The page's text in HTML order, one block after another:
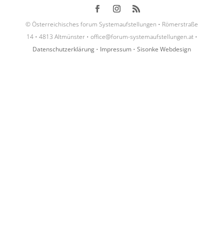
© Österreichisches forum Systemaufstellungen • Römerstraße
14 • 4813 Altmünster • office@forum-systemaufstellungen.at•
Datenschutzerklärung • Impressum •Sisonke Webdesign